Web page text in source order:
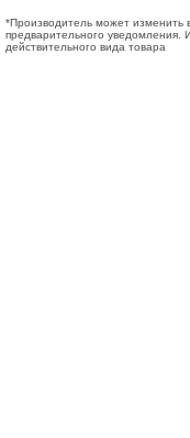
*Производитель может изменить
предварительного уведомления.
действительного вида товара